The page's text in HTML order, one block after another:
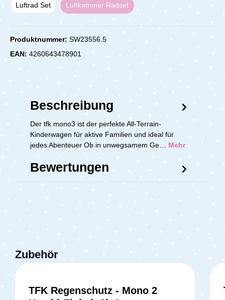
Luftrad Set Luftkammer Radset
Produktnummer: SW23556.5
EAN: 4260643478901
Beschreibung
Der tfk mono3 ist der perfekte All-Terrain-
Kinderwagen für aktive Familien und ideal für
jedes Abenteuer Ob in unwegsamem Ge… Mehr
Bewertungen
Zubehör
TFK Regenschutz - Mono 2